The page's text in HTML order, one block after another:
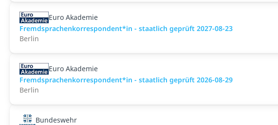
Euro Akademie
Fremdsprachenkorrespondent*in - staatlich geprüft 2027-08-23
Berlin
Euro Akademie
Fremdsprachenkorrespondent*in - staatlich geprüft 2026-08-29
Berlin
Bundeswehr